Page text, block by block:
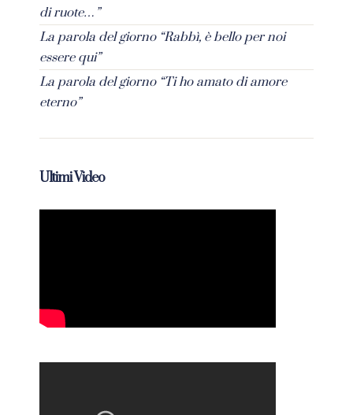
di ruote…”
La parola del giorno “Rabbì, è bello per noi
essere qui”
La parola del giorno “Ti ho amato di amore
eterno”
Ultimi Video